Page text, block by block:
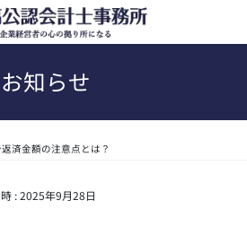
お知らせ
済金額の注意点とは？
:2025年9月28日